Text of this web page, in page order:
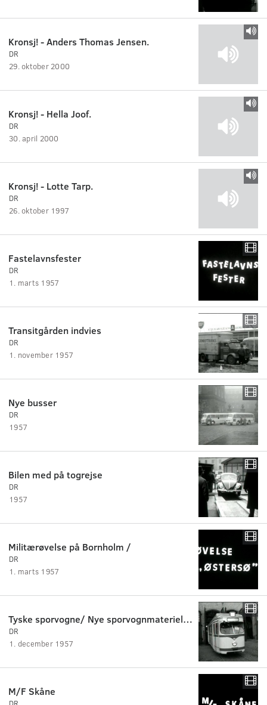
Kronsj! - Anders Thomas Jensen.
DR
29. oktober 2000
Kronsj! - Hella Joof.
DR
30. april 2000
Kronsj! - Lotte Tarp.
DR
26. oktober 1997
Fastelavnsfester
DR
1. marts 1957
Transitgården indvies
DR
1. november 1957
Nye busser
DR
1957
Bilen med på togrejse
DR
1957
Militærøvelse på Bornholm /
DR
1. marts 1957
Tyske sporvogne/ Nye sporvognmateriel til linie 2
DR
1. december 1957
M/F Skåne